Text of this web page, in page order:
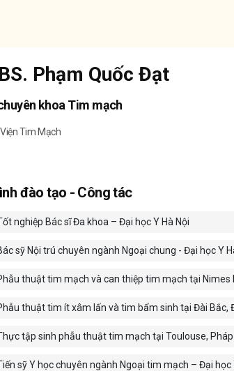
Phạm Quốc Đạt
khoa Tim mạch
Viện Tim Mạch
đào tạo - Công tác
nghiệp Bác sĩ Đa khoa – Đại học Y Hà Nội
sỹ Nội trú chuyên ngành Ngoại chung - Đại học Y
thuật tim mạch và can thiệp tim mạch tại Nimes
thuật tim ít xâm lấn và tim bẩm sinh tại Đài Bắc,
tập sinh phẫu thuật tim mạch tại Toulouse, Pháp
sỹ Y học chuyên ngành Ngoại tim mạch – Đại học